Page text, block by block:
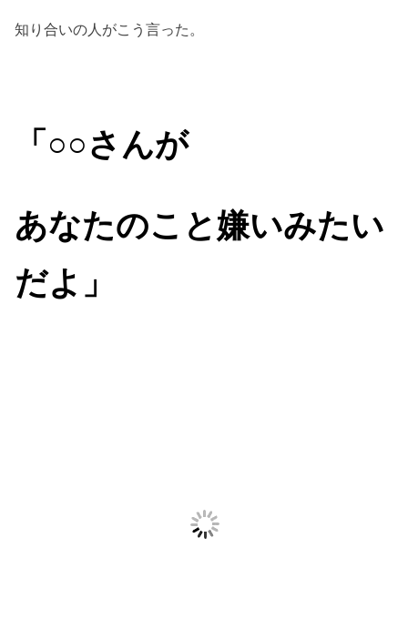
知り合いの人がこう言った。
「○○さんが
あなたのこと嫌いみたい
だよ」